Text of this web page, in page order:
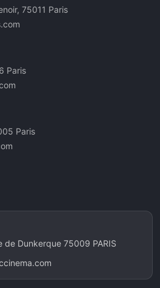
75011 Paris
Paris
Paris
de Dunkerque 75009 PARIS